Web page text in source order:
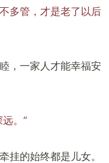
多管，才是老了以后
，一家人才能幸福安
。”
挂的始终都是儿女。